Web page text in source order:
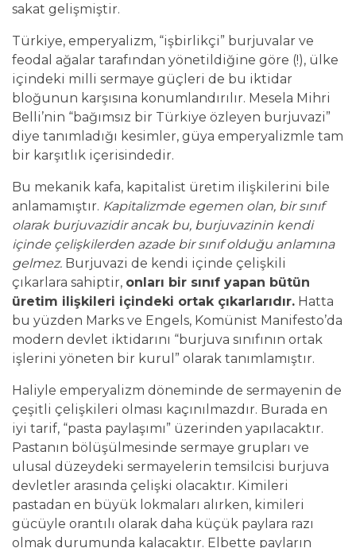
sakat gelişmiştir.
Türkiye, emperyalizm, “işbirlikçi” burjuvalar ve
feodal ağalar tarafından yönetildiğine göre (!), ülke
içindeki milli sermaye güçleri de bu iktidar
bloğunun karşısına konumlandırılır. Mesela Mihri
Belli’nin “bağımsız bir Türkiye özleyen burjuvazi”
diye tanımladığı kesimler, güya emperyalizmle tam
bir karşıtlık içerisindedir.
Bu mekanik kafa, kapitalist üretim ilişkilerini bile
anlamamıştır. Kapitalizmde egemen olan, bir sınıf
olarak burjuvazidir ancak bu, burjuvazinin kendi
içinde çelişkilerden azade bir sınıf olduğu anlamına
gelmez. Burjuvazi de kendi içinde çelişkili
çıkarlara sahiptir, onları bir sınıf yapan bütün
üretim ilişkileri içindeki ortak çıkarlarıdır. Hatta
bu yüzden Marks ve Engels, Komünist Manifesto’da
modern devlet iktidarını “burjuva sınıfının ortak
işlerini yöneten bir kurul” olarak tanımlamıştır.
Haliyle emperyalizm döneminde de sermayenin de
çeşitli çelişkileri olması kaçınılmazdır. Burada en
iyi tarif, “pasta paylaşımı” üzerinden yapılacaktır.
Pastanın bölüşülmesinde sermaye grupları ve
ulusal düzeydeki sermayelerin temsilcisi burjuva
devletler arasında çelişki olacaktır. Kimileri
pastadan en büyük lokmaları alırken, kimileri
gücüyle orantılı olarak daha küçük paylara razı
olmak durumunda kalacaktır. Elbette payların